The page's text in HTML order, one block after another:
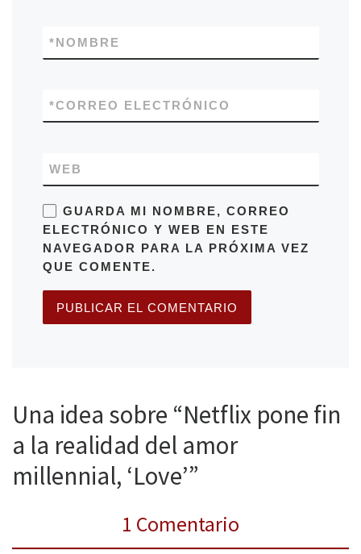
NOMBRE
*
CORREO ELECTRÓNICO
*
WEB
GUARDA MI NOMBRE, CORREO
ELECTRÓNICO Y WEB EN ESTE
NAVEGADOR PARA LA PRÓXIMA VEZ
QUE COMENTE.
Una idea sobre “Netflix pone fin
a la realidad del amor
millennial, ‘Love’”
1 Comentario